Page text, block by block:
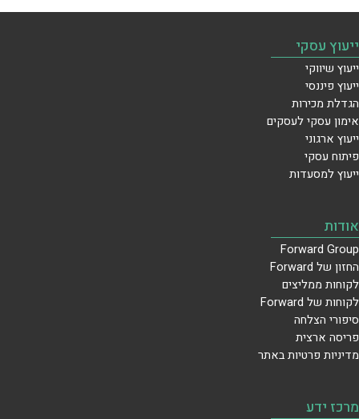
ייעוץ עסקי
ייעוץ שיווקי
ייעוץ פיננסי
הגדלת מכירות
אימון עסקי לעסקים
ייעוץ ארגוני
פיתוח עסקי
ייעוץ למסעדות
אודות
Forward Group
החזון של Forward
לקוחות ממליצים
לקוחות של Forward
סיפורי הצלחה
פריסה ארצית
מדיניות פרטיות באתר
מרכז ידע